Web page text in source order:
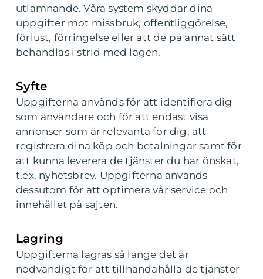
utlämnande. Våra system skyddar dina
uppgifter mot missbruk, offentliggörelse,
förlust, förringelse eller att de på annat sätt
behandlas i strid med lagen.
Syfte
Uppgifterna används för att identifiera dig
som användare och för att endast visa
annonser som är relevanta för dig, att
registrera dina köp och betalningar samt för
att kunna leverera de tjänster du har önskat,
t.ex. nyhetsbrev. Uppgifterna används
dessutom för att optimera vår service och
innehållet på sajten.
Lagring
Uppgifterna lagras så länge det är
nödvändigt för att tillhandahålla de tjänster